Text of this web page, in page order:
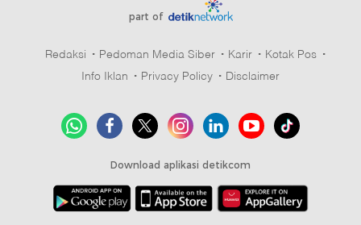
part of
Redaksi Pedoman Media Siber Karir
Kotak Pos
Info Iklan
Privacy Policy Disclaimer
Download aplikasi detikcom